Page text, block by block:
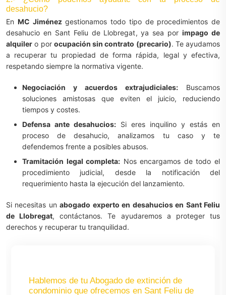
desahucio?
En MC Jiménezgestionamos todo tipo de procedimientos de
desahucio en Sant Feliu de Llobregat, ya sea porimpago de
alquiler o por ocupación sin contrato (precario). Te ayudamos
a recuperar tu propiedad de forma rápida, legal y efectiva,
respetando siempre la normativa vigente.
Negociación y acuerdos extrajudiciales: Buscamos
soluciones amistosas que eviten el juicio, reduciendo
tiempos y costes.
Defensa ante desahucios: Si eres inquilino y estás en
proceso de desahucio, analizamos tu caso y te
defendemos frente a posibles abusos.
Tramitación legal completa: Nos encargamos de todo el
procedimiento judicial, desde la notificación del
requerimiento hasta la ejecución del lanzamiento.
Si necesitas unabogado experto en desahucios en Sant Feliu
de Llobregat, contáctanos. Te ayudaremos a proteger tus
derechos y recuperar tu tranquilidad.
Hablemos de tu Abogado de extinción de
condominio que ofrecemos en Sant Feliu de